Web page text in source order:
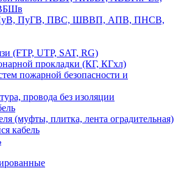
ПуГВ, ПВС, ШВВП, АПВ, ПНСВ,
(FTP, UTP, SAT, RG)
прокладки (КГ, КГхл)
пожарной безопасности и
провода без изоляции
(муфты, плитка, лента оградительная)
кабель